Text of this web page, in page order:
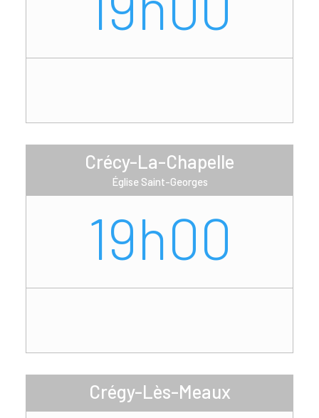
Crécy-La-Chapelle
Église Saint-Georges
19h00
Crégy-Lès-Meaux